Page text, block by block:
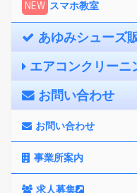
NEW スマホ教室
あゆみシューズ
エアコンクリーニ
お問い合わせ
お問い合わせ
事業所案内
求人募集